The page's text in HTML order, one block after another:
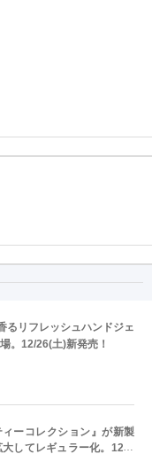
リフレッシュハンドジェ
。12/26(土)新発売！
ーコレクション』が新製
してレギュラー化。12月